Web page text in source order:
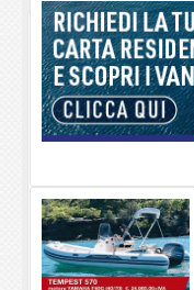
Il 9 e 11 agosto, due
Danilo Casali, marinaio